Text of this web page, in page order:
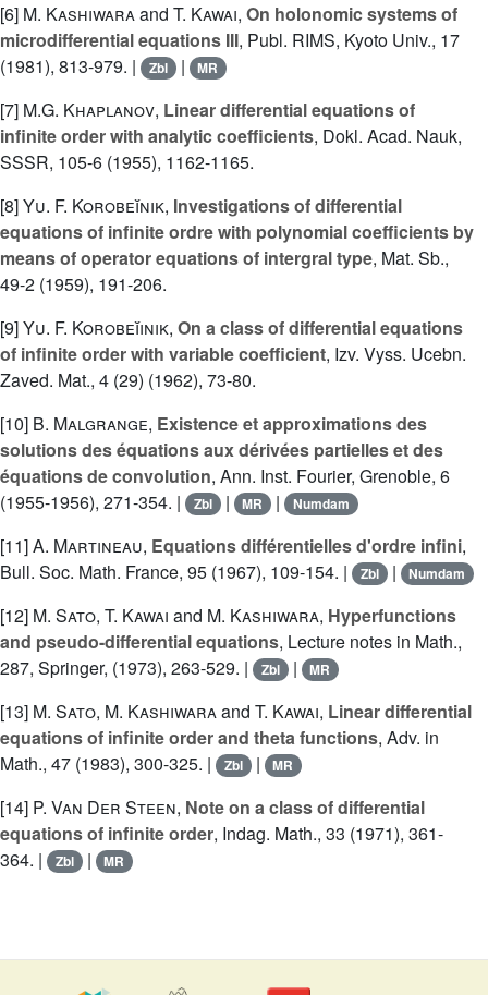
[6] M. Kashiwaraand T. Kawai, On holonomic systems of
microdifferential equations III, Publ. RIMS, Kyoto Univ., 17
(1981), 813-979. |
Zbl | MR
[7] M.G. Khaplanov, Linear differential equations of
infinite order with analytic coefficients, Dokl. Acad. Nauk,
SSSR, 105-6 (1955), 1162-1165.
[8]Yu. F. Korobeĭnik, Investigations of differential
equations of infinite ordre with polynomial coefficients by
means of operator equations of intergral type, Mat. Sb.,
49-2 (1959), 191-206.
[9]Yu. F. Korobeĭinik, On a class of differential equations
of infinite order with variable coefficient, Izv. Vyss. Ucebn.
Zaved. Mat., 4 (29) (1962), 73-80.
[10] B. Malgrange, Existence et approximations des
solutions des équations aux dérivées partielles et des
équations de convolution, Ann. Inst. Fourier, Grenoble, 6
(1955-1956), 271-354. |
Zbl | MR | Numdam
[11]A. Martineau, Equations différentielles d'ordre infini,
Bull. Soc. Math. France, 95 (1967), 109-154. |
Zbl | Numdam
[12] M. Sato, T. Kawai and M. Kashiwara, Hyperfunctions
and pseudo-differential equations, Lecture notes in Math.,
287, Springer, (1973), 263-529. |
Zbl | MR
[13] M. Sato, M. Kashiwaraand T. Kawai, Linear differential
equations of infinite order and theta functions, Adv. in
Math., 47 (1983), 300-325. |
Zbl | MR
[14] P. Van Der Steen, Note on a class of differential
equations of infinite order, Indag. Math., 33 (1971), 361-
364. |
Zbl | MR